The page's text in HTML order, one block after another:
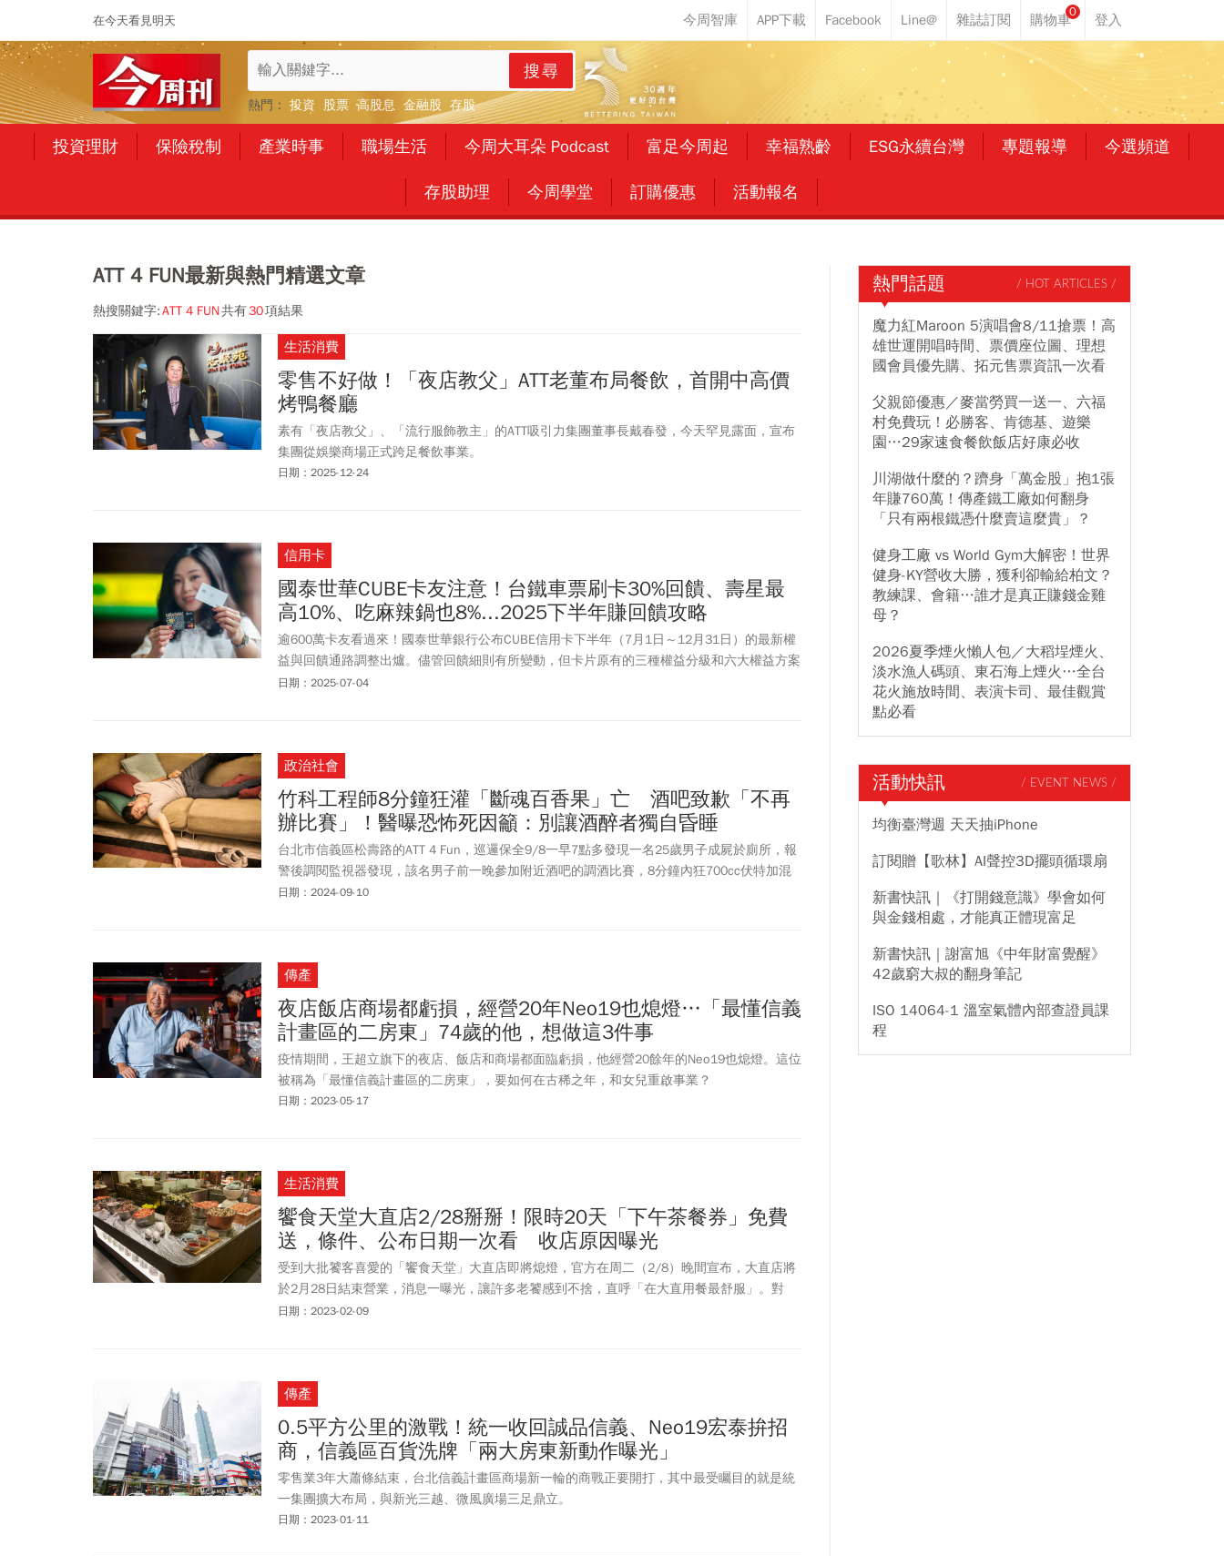
在今天看見明天
0
搜尋
熱門： 投資 股票 高股息 金融股 存股
投資理財 保險稅制 產業時事 職場生活 今周大耳朵 Podcast 富足今周起 幸福熟齡 ESG永續台灣 專題報導 今選頻道
存股助理 今周學堂 訂購優惠 活動報名
ATT 4 FUN最新與熱門精選文章
熱搜關鍵字:ATT 4 FUN共有30項結果
生活消費
零售不好做！「夜店教父」ATT老董布局餐飲，首開中高價
烤鴨餐廳
素有「夜店教父」、「流行服飾教主」的ATT吸引力集團董事長戴春發，今天罕見露面，宣布
集團從娛樂商場正式跨足餐飲事業。
日期：2025-12-24
信用卡
國泰世華CUBE卡友注意！台鐵車票刷卡30%回饋、壽星最
高10%、吃麻辣鍋也8%...2025下半年賺回饋攻略
逾600萬卡友看過來！國泰世華銀行公布CUBE信用卡下半年（7月1日～12月31日）的最新權
益與回饋通路調整出爐。儘管回饋細則有所變動，但卡片原有的三種權益分級和六大權益方案
都將維持不變，卡友們仍可享有2%至3.3%不等的小樹點回饋。想知道如何賺到最高回饋？本
優惠！
日期：2025-07-04
政治社會
竹科工程師8分鐘狂灌「斷魂百香果」亡 酒吧致歉「不再
辦比賽」！醫曝恐怖死因籲：別讓酒醉者獨自昏睡
台北市信義區松壽路的ATT 4 Fun，巡邏保全9/8一早7點多發現一名25歲男子成屍於廁所，報
警後調閱監視器發現，該名男子前一晚參加附近酒吧的調酒比賽，8分鐘內狂700cc伏特加混
合「斷魂百香果」調酒，隨後多次進出廁所嘔吐，最後就再也沒出來。對此酒吧業者發聲明，
日期：2024-09-10
傳產
夜店飯店商場都虧損，經營20年Neo19也熄燈…「最懂信義
計畫區的二房東」74歲的他，想做這3件事
疫情期間，王超立旗下的夜店、飯店和商場都面臨虧損，他經營20餘年的Neo19也熄燈。這位
被稱為「最懂信義計畫區的二房東」，要如何在古稀之年，和女兒重啟事業？
日期：2023-05-17
生活消費
饗食天堂大直店2/28掰掰！限時20天「下午茶餐券」免費
送，條件、公布日期一次看 收店原因曝光
受到大批饕客喜愛的「饗食天堂」大直店即將熄燈，官方在周二（2/8）晚間宣布，大直店將
於2月28日結束營業，消息一曝光，讓許多老饕感到不捨，直呼「在大直用餐最舒服」。對
此，饗食天堂特別舉辦抽獎活動告別大直店，《今周刊》帶大家一次了解抽「下午茶餐券」的
日期：2023-02-09
傳產
0.5平方公里的激戰！統一收回誠品信義、Neo19宏泰拚招
商，信義區百貨洗牌「兩大房東新動作曝光」
零售業3年大蕭條結束，台北信義計畫區商場新一輪的商戰正要開打，其中最受矚目的就是統
一集團擴大布局，與新光三越、微風廣場三足鼎立。
日期：2023-01-11
熱門話題 / HOT ARTICLES /
魔力紅Maroon 5演唱會8/11搶票！高
雄世運開唱時間、票價座位圖、理想
國會員優先購、拓元售票資訊一次看
父親節優惠／麥當勞買一送一、六福
村免費玩！必勝客、肯德基、遊樂
園…29家速食餐飲飯店好康必收
川湖做什麼的？躋身「萬金股」抱1張
年賺760萬！傳產鐵工廠如何翻身
「只有兩根鐵憑什麼賣這麼貴」？
健身工廠 vs World Gym大解密！世界
健身-KY營收大勝，獲利卻輸給柏文？
教練課、會籍…誰才是真正賺錢金雞
母？
2026夏季煙火懶人包／大稻埕煙火、
淡水漁人碼頭、東石海上煙火…全台
花火施放時間、表演卡司、最佳觀賞
點必看
活動快訊 / EVENT NEWS /
均衡臺灣週 天天抽iPhone
訂閱贈【歌林】AI聲控3D擺頭循環扇
新書快訊｜《打開錢意識》學會如何
與金錢相處，才能真正體現富足
新書快訊｜謝富旭《中年財富覺醒》
42歲窮大叔的翻身筆記
ISO 14064-1 溫室氣體內部查證員課
程